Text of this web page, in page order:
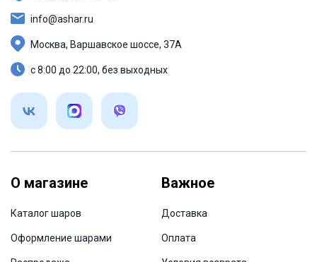
О магазине
Каталог шаров
Оформление шарами
Важное
Доставка
Оплата
info@ashar.ru
Москва, Варшавское шоссе, 37А
с 8:00 до 22:00, без выходных